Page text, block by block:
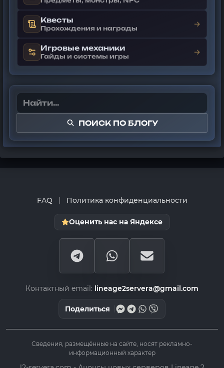
Квесты
Прохождения и награды →
Игровые механики
Гайды и системы игры →
ПОИСК ПО БЛОГУ
FAQ | Политика конфиденциальности
Оценить нас на Яндексе
Контактный email: lineage2servera@gmail.com
Поделиться
Сведения, размещённые на сайте, носят рекламно-
информационный характер